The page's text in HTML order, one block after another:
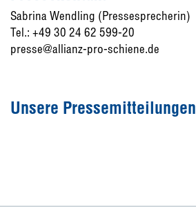
Sabrina Wendling (Pressesprecherin)
Tel.: +49 30 24 62 599-20
presse@allianz-pro-schiene.de
Unsere Pressemitteilungen